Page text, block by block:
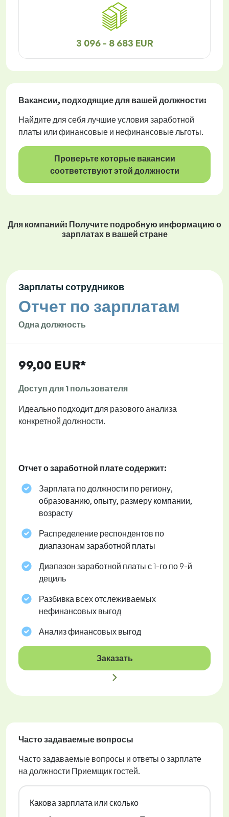
3 096 - 8 683 EUR
Вакансии, подходящие для вашей должности:
Найдите для себя лучшие условия заработной
платы или финансовые и нефинансовые льготы.
Проверьте которые вакансии
соответствуют этой должности
Для компаний: Получите подробную информацию о
зарплатах в вашей стране
Зарплаты сотрудников
Отчет по зарплатам
Одна должность
99,00 EUR*
Доступ для 1 пользователя
Идеально подходит для разового анализа
конкретной должности.
Отчет о заработной плате содержит:
Зарплата по должности по региону,
образованию, опыту, размеру компании,
возрасту
Распределение респондентов по
диапазонам заработной платы
Диапазон заработной платы с 1-го по 9-й
дециль
Разбивка всех отслеживаемых
нефинансовых выгод
Анализ финансовых выгод
Заказать
Часто задаваемые вопросы
Часто задаваемые вопросы и ответы о зарплате
на должности Приемщик гостей.
Какова зарплата или сколько